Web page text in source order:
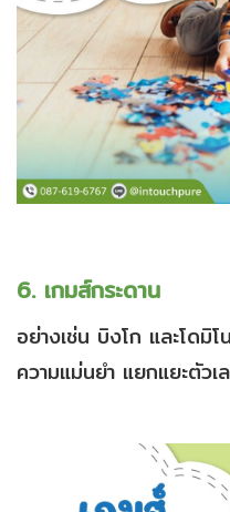
6. เกมส์กระดาน
อย่างเช่น บิงโก และโดมิ
ความแม่นยำ แยกแยะตัว